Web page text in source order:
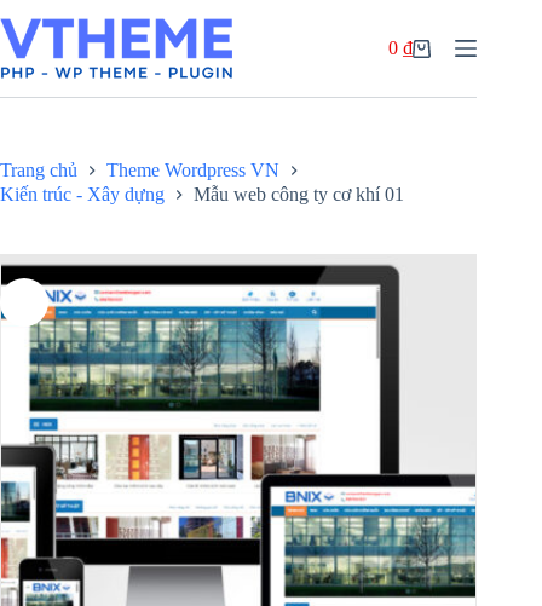
đến
phần
nội
dung
Giỏ
0₫
Trang chủ
Theme Wordpress VN
Kiến trúc - Xây dựng
Mẫu web công ty cơ khí 01